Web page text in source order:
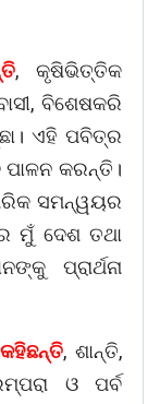
, କୃଷିଭିତ୍ତିକ
ବିଶେଷକରି
ଏହି ପବିତ୍ର
କରନ୍ତି।
ସମନ୍ୱୟର
ମୁଁ ଦେଶ ତଥା
ପ୍ରାର୍ଥନା
, ଶାନ୍ତି,
ଓ ପର୍ବ